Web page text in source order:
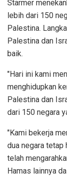
Starmer
lebih dari 150
Palestina.
Palestina dan
baik.
"Hari ini kami
menghidupkan
Palestina dan
dari 150 negara
"Kami bekerja
dua negara tetap
telah
Hamas lainnya